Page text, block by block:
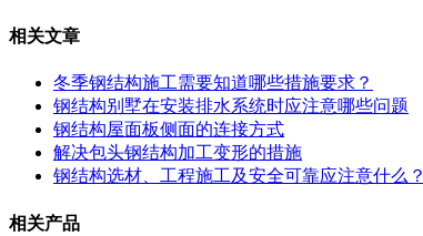
相关文章
冬季钢结构施工需要知道哪些措施要求？
钢结构别墅在安装排水系统时应注意哪些问题
钢结构屋面板侧面的连接方式
解决包头钢结构加工变形的措施
钢结构选材、工程施工及安全可靠应注意什么？
相关产品